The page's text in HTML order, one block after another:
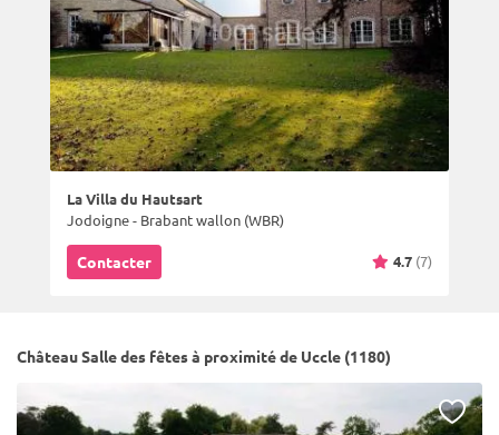
La Villa du Hautsart
Jodoigne - Brabant wallon (WBR)
Contacter 4.7 (7)
Château Salle des fêtes à proximité de Uccle (1180)